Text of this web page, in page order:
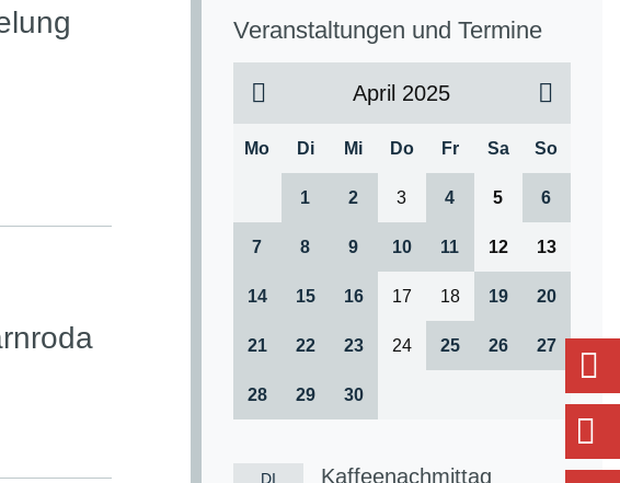
Veranstaltungen und Termine
April 2025
Mo Di Mi Do Fr Sa So
1 2 3 4 5 6
7 8 9 10 11 12 13
14 15 16 17 18 19 20
21 22 23 24 25 26 27
28 29 30
DI
Kaffeenachmittag